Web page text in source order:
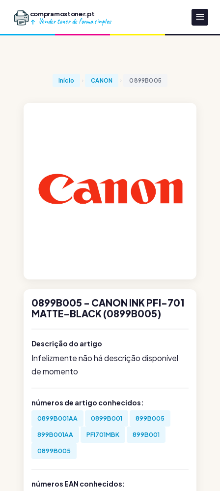
compramostoner.pt
Vender toner de forma simples
Início CANON 0899B005
0899B005 - CANON INK PFI-701
MATTE-BLACK (0899B005)
Descrição do artigo
Infelizmente não há descrição disponível
de momento
números de artigo conhecidos:
0899B001AA 0899B001 899B005
899B001AA PFI701MBK 899B001
0899B005
números EAN conhecidos: